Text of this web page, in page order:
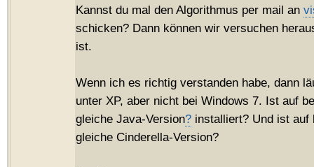
Kannst du mal den Algorithmus per mail an
schicken? Dann können wir versuchen
ist.
Wenn ich es richtig verstanden habe, dann
unter XP, aber nicht bei Windows 7. Ist auf
gleiche Java-Version? installiert? Und ist auf
gleiche Cinderella-Version?